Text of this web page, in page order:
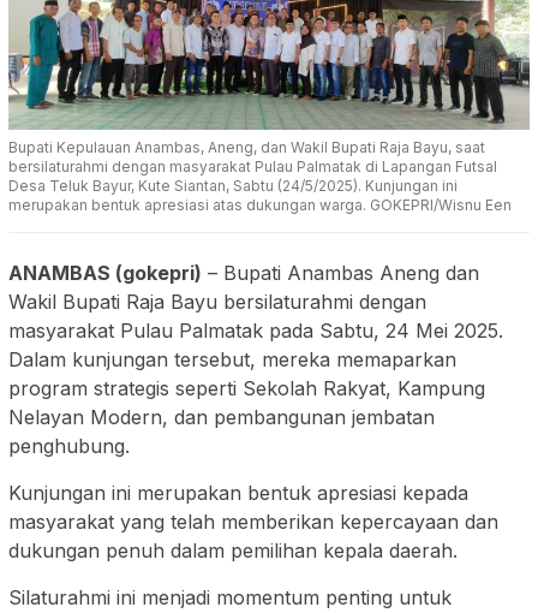
Bupati Kepulauan Anambas, Aneng, dan Wakil Bupati Raja Bayu, saat
bersilaturahmi dengan masyarakat Pulau Palmatak di Lapangan Futsal
Desa Teluk Bayur, Kute Siantan, Sabtu (24/5/2025). Kunjungan ini
merupakan bentuk apresiasi atas dukungan warga. GOKEPRI/Wisnu Een
ANAMBAS (gokepri) – Bupati Anambas Aneng dan
Wakil Bupati Raja Bayu bersilaturahmi dengan
masyarakat Pulau Palmatak pada Sabtu, 24 Mei 2025.
Dalam kunjungan tersebut, mereka memaparkan
program strategis seperti Sekolah Rakyat, Kampung
Nelayan Modern, dan pembangunan jembatan
penghubung.
Kunjungan ini merupakan bentuk apresiasi kepada
masyarakat yang telah memberikan kepercayaan dan
dukungan penuh dalam pemilihan kepala daerah.
Silaturahmi ini menjadi momentum penting untuk